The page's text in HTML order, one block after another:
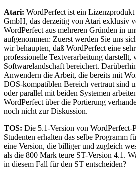
Atari: WordPerfect ist ein
GmbH, das derzeitig von Atari exklusiv
WordPerfect aus mehreren Gründen in
aufgenommen: Zuerst werden Sie uns
wir behaupten, daß WordPerfect eine
professionelle Textverarbeitung darstellt,
Softwarelandschaft bereichert.
Anwendern die Arbeit, die bereits mit
DOS-kompatiblen Bereich vertraut sind
oder parallel mit beiden Systemen
WordPerfect über die Portierung
noch nicht zur Diskussion.
TOS: Die 5.1-Version von WordPerfect-
Studenten erhalten das selbe Programm
eine Version, die billiger und zugleich
als die 800 Mark teure ST-Version 4.1.
in diesem Fall für den ST entscheiden?